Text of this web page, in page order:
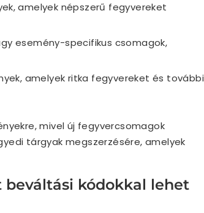
amelyek népszerű fegyvereket
esemény-specifikus csomagok,
amelyek ritka fegyvereket és további
mivel új fegyvercsomagok
tárgyak megszerzésére, amelyek
kódokkal lehet